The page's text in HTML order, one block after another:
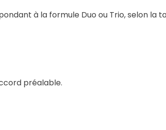
à la formule Duo ou Trio, selon la
préalable.